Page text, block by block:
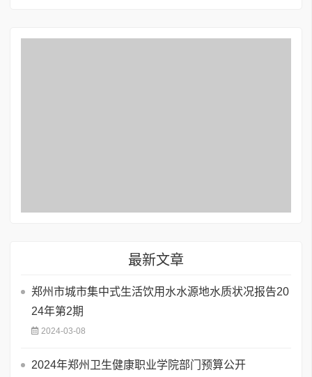
最新文章
郑州市城市集中式生活饮用水水源地水质状况报告20
24年第2期
2024-03-08
2024年郑州卫生健康职业学院部门预算公开